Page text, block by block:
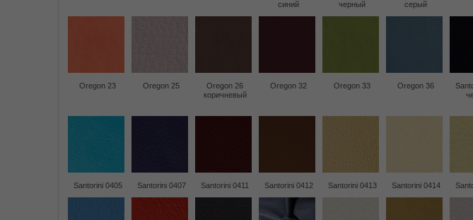
синий
черный
серый
Oregon 23 Oregon 25
Oregon 26
коричневый
Oregon 32 Oregon 33 Oregon 36
Santorini 0405 Santorini 0407 Santorini 0411 Santorini 0412 Santorini 0413 Santorini 0414